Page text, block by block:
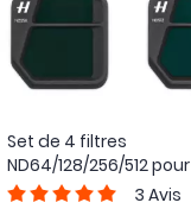
Set de 4 filtres
ND64/128/256/512 pour
Mavic 3
3 Avis